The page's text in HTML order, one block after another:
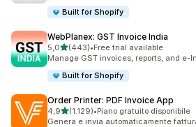
Built for Shopify
WebPlanex: GST Invoice India
5,0stelle su 5
(443)
443 recensioni totali
•Free trial available
Manage GST invoices, reports, and e-
Built for Shopify
Order Printer: PDF Invoice App
4,9stelle su 5
(1.129)
1129 recensioni totali
•Piano gratuito disponibile
Genera e invia automaticamente